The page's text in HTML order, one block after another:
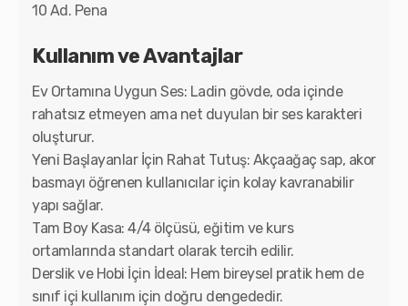
10 Ad. Pena
Kullanım ve Avantajlar
Ev Ortamına Uygun Ses: Ladin gövde, oda içinde
rahatsız etmeyen ama net duyulan bir ses karakteri
oluşturur.
Yeni Başlayanlar İçin Rahat Tutuş: Akçaağaç sap, akor
basmayı öğrenen kullanıcılar için kolay kavranabilir
yapı sağlar.
Tam Boy Kasa: 4/4 ölçüsü, eğitim ve kurs
ortamlarında standart olarak tercih edilir.
Derslik ve Hobi İçin İdeal: Hem bireysel pratik hem de
sınıf içi kullanım için doğru dengededir.